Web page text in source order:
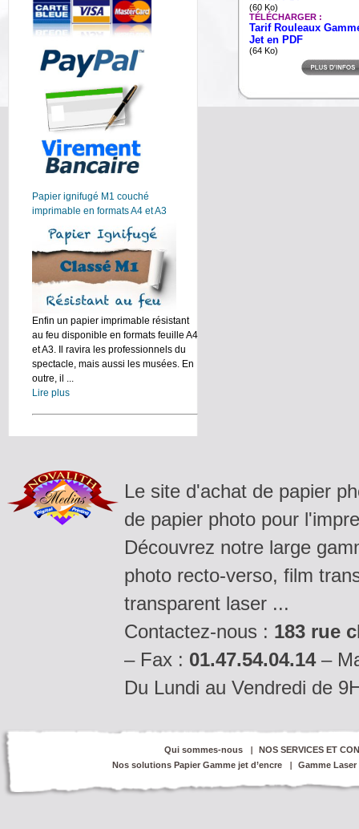
Papier ignifugé M1 couché
imprimable en formats A4 et A3
Enfin un papier imprimable résistant
au feu disponible en formats feuille A4
et A3. Il ravira les professionnels du
spectacle, mais aussi les musées. En
outre, il ...
Lire plus
(60 Ko)
TÉLÉCHARGER :
Tarif Rouleaux
Jet en PDF
(64 Ko)
Le site d'achat de papier
de papier photo pour
Découvrez notre large
photo recto-verso, film
transparent laser ...
Contactez-nous : 183 rue
– Fax : 01.47.54.04.14–
Du Lundi au Vendredi de
Qui sommes-nous
NOS SERVICES ET
Nos solutions Papier Gamme jet d’encre
Gamme Laser